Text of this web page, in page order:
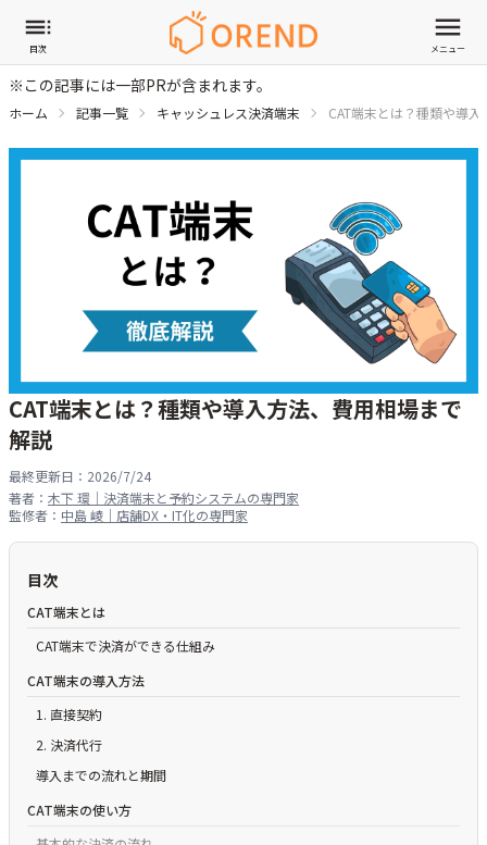
目次 メニュー
※この記事には一部PRが含まれます。
ホーム 記事一覧 キャッシュレス決済端末 CAT端末とは？種類や導
CAT端末とは？種類や導入方法、費用相場まで
解説
最終更新日： 2026/7/24
著者： 木下 環｜決済端末と予約システムの専門家
監修者： 中島 崚｜店舗DX・IT化の専門家
目次
CAT端末とは
CAT端末で決済ができる仕組み
CAT端末の導入方法
1. 直接契約
2. 決済代行
導入までの流れと期間
CAT端末の使い方